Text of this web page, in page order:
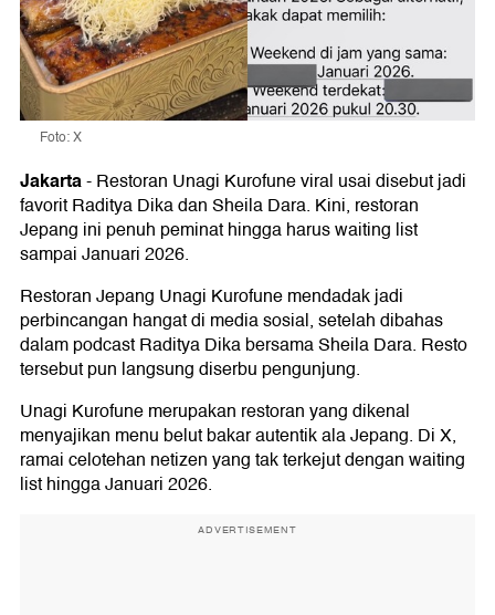
Foto: X
Jakarta-Restoran Unagi Kurofune viral usai disebut jadi
favorit Raditya Dika dan Sheila Dara. Kini, restoran
Jepang ini penuh peminat hingga harus waiting list
sampai Januari 2026.
Restoran Jepang Unagi Kurofune mendadak jadi
perbincangan hangat di media sosial, setelah dibahas
dalam podcast Raditya Dika bersama Sheila Dara. Resto
tersebut pun langsung diserbu pengunjung.
Unagi Kurofune merupakan restoran yang dikenal
menyajikan menu belut bakar autentik ala Jepang. Di X,
ramai celotehan netizen yang tak terkejut dengan waiting
list hingga Januari 2026.
ADVERTISEMENT